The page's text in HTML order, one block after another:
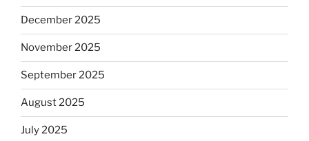
December 2025
November 2025
September 2025
August 2025
July 2025